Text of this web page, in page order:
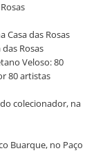
Casa das Rosas
Rosas
Veloso: 80
80 artistas
colecionador, na
Buarque, no Paço